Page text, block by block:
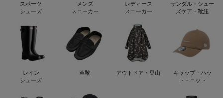
スポーツ
シューズ
メンズ
スニーカー
レディース
スニーカー
サンダル・シュー
ズケア・靴紐
レイン
シューズ
革靴 アウトドア・登山
キャップ・ハッ
ト・ニット